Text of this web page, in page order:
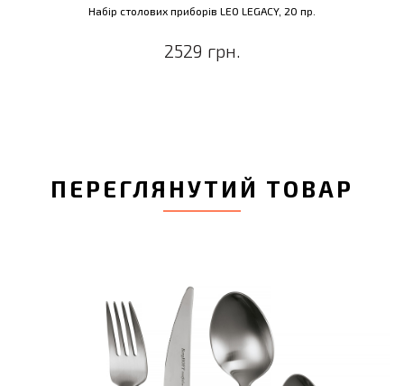
Набір столових приборів LEO LEGACY, 20 пр.
2529 грн.
ПЕРЕГЛЯНУТИЙ ТОВАР